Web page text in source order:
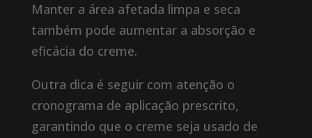
Manter a área afetada limpa e seca
também pode aumentar a absorção e
eficácia do creme.
Outra dica é seguir com atenção o
cronograma de aplicação prescrito,
garantindo que o creme seja usado de